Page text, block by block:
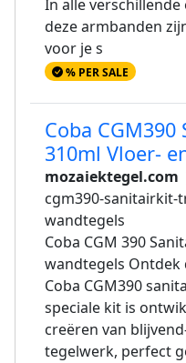
In alle
deze armbanden
voor je s
% PER SALE
Coba
310ml Vloer-
mozaiektegel.com
cgm390-sanitairkit-
wandtegels
Coba CGM 390
wandtegels Ontdek
Coba CGM390
speciale kit is
creëren van
tegelwerk, perfect